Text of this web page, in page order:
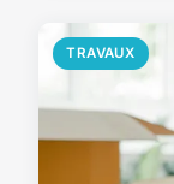
TRAVAUX